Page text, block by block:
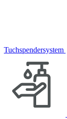
Tuchspendersystem